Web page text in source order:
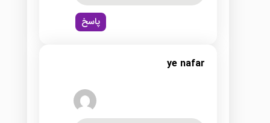
پاسخ
ye nafar